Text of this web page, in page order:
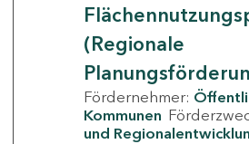
(Regionale
Fördernehmer:
Kommunen
und